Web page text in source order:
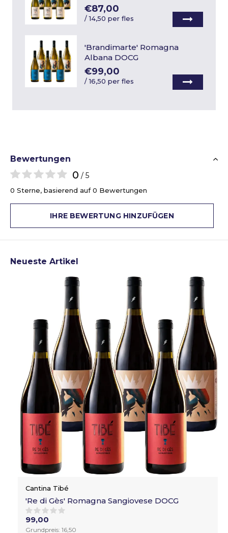
€87,00
/14,50 per fles
'Brandimarte' Romagna
Albana DOCG
€99,00
/16,50 per fles
Bewertungen
0 / 5
0 Sterne, basierend auf 0 Bewertungen
IHRE BEWERTUNG HINZUFÜGEN
Neueste Artikel
Cantina Tibé
'Re di Gès' Romagna Sangiovese DOCG
99,00
Grundpreis: 16,50